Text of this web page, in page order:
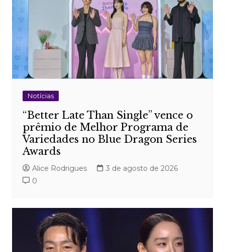
Notícias
“Better Late Than Single” vence o
prêmio de Melhor Programa de
Variedades no Blue Dragon Series
Awards
Alice Rodrigues
3 de agosto de 2026
0